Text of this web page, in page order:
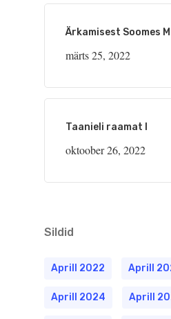
Ärkamisest Soomes
märts 25, 2022
Taanieli raamat I
oktoober 26, 2022
Sildid
Aprill 2022 Aprill
Aprill 2024 Aprill